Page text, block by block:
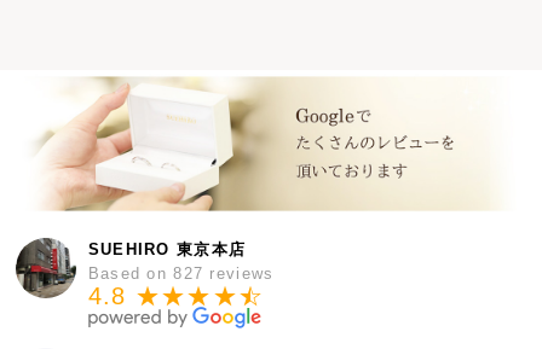
SUEHIRO 東京本店
Based on 827 reviews
4.8 ★★★★★
☆